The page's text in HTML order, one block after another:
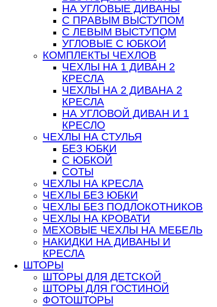
НА УГЛОВЫЕ ДИВАНЫ
С ПРАВЫМ ВЫСТУПОМ
С ЛЕВЫМ ВЫСТУПОМ
УГЛОВЫЕ С ЮБКОЙ
КОМПЛЕКТЫ ЧЕХЛОВ
ЧЕХЛЫ НА 1 ДИВАН 2
КРЕСЛА
ЧЕХЛЫ НА 2 ДИВАНА 2
КРЕСЛА
НА УГЛОВОЙ ДИВАН И 1
КРЕСЛО
ЧЕХЛЫ НА СТУЛЬЯ
БЕЗ ЮБКИ
С ЮБКОЙ
СОТЫ
ЧЕХЛЫ НА КРЕСЛА
ЧЕХЛЫ БЕЗ ЮБКИ
ЧЕХЛЫ БЕЗ ПОДЛОКОТНИКОВ
ЧЕХЛЫ НА КРОВАТИ
МЕХОВЫЕ ЧЕХЛЫ НА МЕБЕЛЬ
НАКИДКИ НА ДИВАНЫ И
КРЕСЛА
ШТОРЫ
ШТОРЫ ДЛЯ ДЕТСКОЙ
ШТОРЫ ДЛЯ ГОСТИНОЙ
ФОТОШТОРЫ